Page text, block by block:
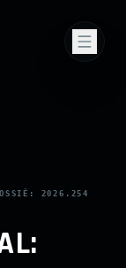
2026.254